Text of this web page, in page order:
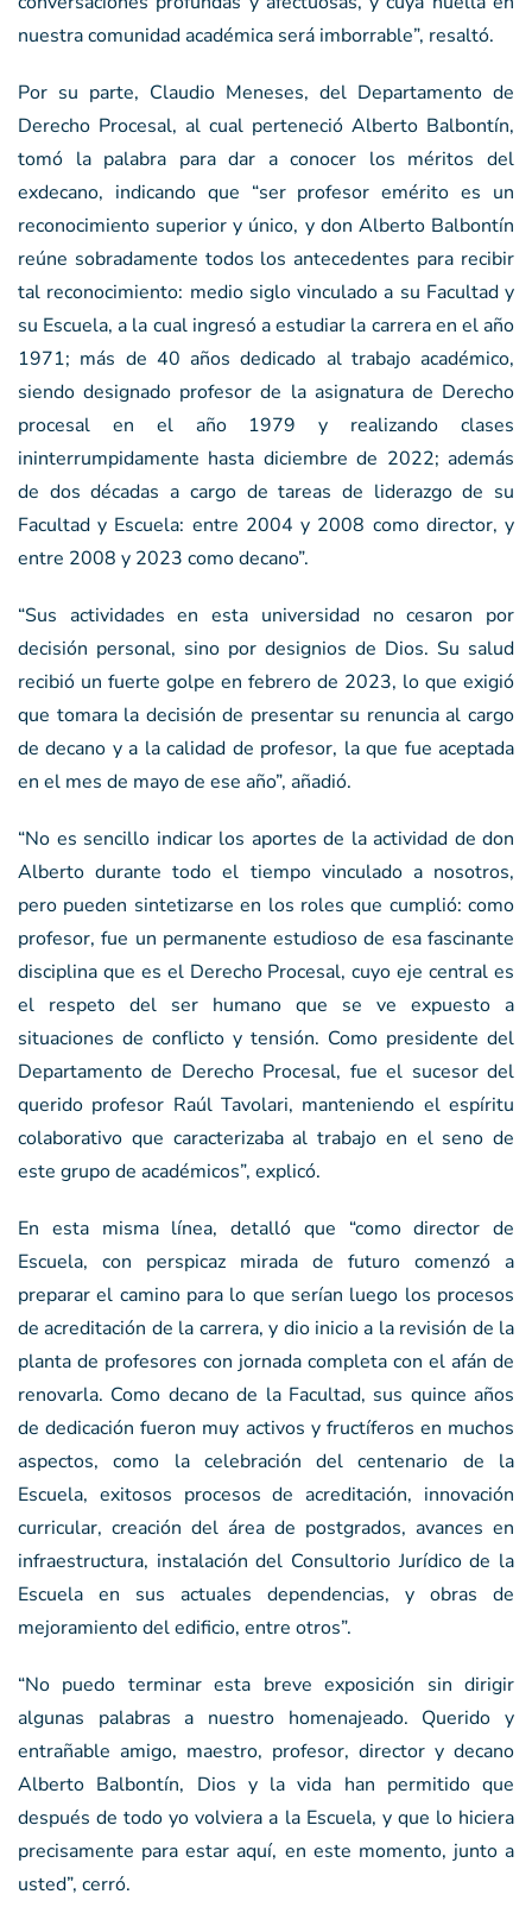
nuestra comunidad académica será imborrable”, resaltó.
Por su parte, Claudio Meneses, del Departamento de
Derecho Procesal, al cual perteneció Alberto Balbontín,
tomó la palabra para dar a conocer los méritos del
exdecano, indicando que “ser profesor emérito es un
reconocimiento superior y único, y don Alberto Balbontín
reúne sobradamente todos los antecedentes para recibir
tal reconocimiento: medio siglo vinculado a su Facultad y
su Escuela, a la cual ingresó a estudiar la carrera en el año
1971; más de 40 años dedicado al trabajo académico,
siendo designado profesor de la asignatura de Derecho
procesal en el año 1979 y realizando clases
ininterrumpidamente hasta diciembre de 2022; además
de dos décadas a cargo de tareas de liderazgo de su
Facultad y Escuela: entre 2004 y 2008 como director, y
entre 2008 y 2023 como decano”.
“Sus actividades en esta universidad no cesaron por
decisión personal, sino por designios de Dios. Su salud
recibió un fuerte golpe en febrero de 2023, lo que exigió
que tomara la decisión de presentar su renuncia al cargo
de decano y a la calidad de profesor, la que fue aceptada
en el mes de mayo de ese año”, añadió.
“No es sencillo indicar los aportes de la actividad de don
Alberto durante todo el tiempo vinculado a nosotros,
pero pueden sintetizarse en los roles que cumplió: como
profesor, fue un permanente estudioso de esa fascinante
disciplina que es el Derecho Procesal, cuyo eje central es
el respeto del ser humano que se ve expuesto a
situaciones de conflicto y tensión. Como presidente del
Departamento de Derecho Procesal, fue el sucesor del
querido profesor Raúl Tavolari, manteniendo el espíritu
colaborativo que caracterizaba al trabajo en el seno de
este grupo de académicos”, explicó.
En esta misma línea, detalló que “como director de
Escuela, con perspicaz mirada de futuro comenzó a
preparar el camino para lo que serían luego los procesos
de acreditación de la carrera, y dio inicio a la revisión de la
planta de profesores con jornada completa con el afán de
renovarla. Como decano de la Facultad, sus quince años
de dedicación fueron muy activos y fructíferos en muchos
aspectos, como la celebración del centenario de la
Escuela, exitosos procesos de acreditación, innovación
curricular, creación del área de postgrados, avances en
infraestructura, instalación del Consultorio Jurídico de la
Escuela en sus actuales dependencias, y obras de
mejoramiento del edificio, entre otros”.
“No puedo terminar esta breve exposición sin dirigir
algunas palabras a nuestro homenajeado. Querido y
entrañable amigo, maestro, profesor, director y decano
Alberto Balbontín, Dios y la vida han permitido que
después de todo yo volviera a la Escuela, y que lo hiciera
precisamente para estar aquí, en este momento, junto a
usted”, cerró.